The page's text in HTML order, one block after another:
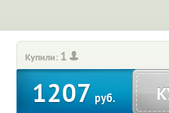
Купили: 1
1207руб.